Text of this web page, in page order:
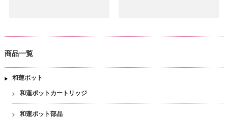
商品一覧
和蓮ポット
和蓮ポットカートリッジ
和蓮ポット部品